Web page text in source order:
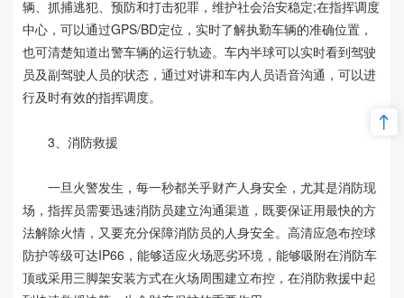
辆、抓捕逃犯、预防和打击犯罪，维护社会治安稳定;在指挥调度
中心，可以通过GPS/BD定位，实时了解执勤车辆的准确位置，
也可清楚知道出警车辆的运行轨迹。车内半球可以实时看到驾驶
员及副驾驶人员的状态，通过对讲和车内人员语音沟通，可以进
行及时有效的指挥调度。
3、消防救援
一旦火警发生，每一秒都关乎财产人身安全，尤其是消防现
场，指挥员需要迅速消防员建立沟通渠道，既要保证用最快的方
法解除火情，又要充分保障消防员的人身安全。高清应急布控球
防护等级可达IP66，能够适应火场恶劣环境，能够吸附在消防车
顶或采用三脚架安装方式在火场周围建立布控，在消防救援中起